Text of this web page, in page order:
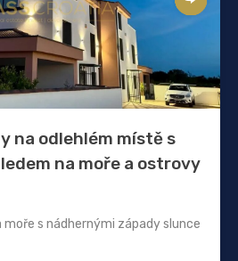
na odlehlém místě s
na moře a ostrovy
moře s nádhernými západy slunce